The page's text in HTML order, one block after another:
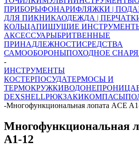
ПРИБОРЫФОНАРИФЛЯЖКИ |
ДЛЯ ПИКНИКАОДЕЖДА |
КОЛЬЦАПИШУЩИЕ
АКСЕССУАРЫБРИТВЕННЫЕ
ПРИНАДЛЕЖНОСТИСРЕДСТВА
САМООБОРОНЫПОХОДНОЕ
-
ИНСТРУМЕНТЫ
КОСТЕРПОСУДАТЕРМОСЫ И
ТЕРМОКРУЖКИ
DEXSHELLРЮКЗАКИКОМПАСЫ
-Многофункциональная лопата ACE
Многофункциональная
A1-12